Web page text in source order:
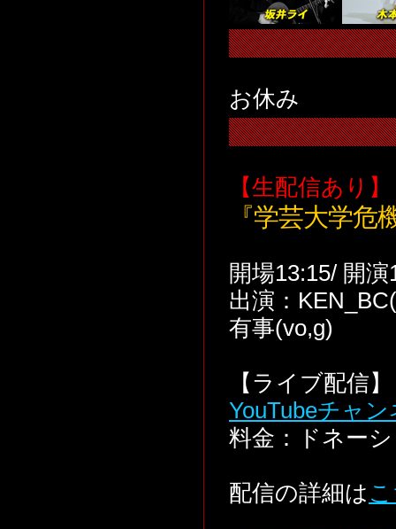
お休み
【生配信あり】
『学芸大学危
開場13:15/ 開
出演：
有事(vo,g)
【ライブ配信
YouTubeチャ
料金：ドネー
配信の詳細は